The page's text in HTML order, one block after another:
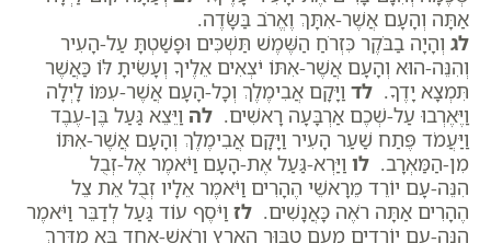
אַתָּה וְהָעָם אֲשֶׁר-אִתָּךְ וֶאֱרֹב בַּשָּׂדֶה.
לג וְהָיָה בַבֹּקֶר כִּזְרֹחַ הַשֶּׁמֶשׁ תַּשְׁכִּים וּפָשַׁטְתָּ עַל-הָעִיר
וְהִנֵּה-הוּא וְהָעָם אֲשֶׁר-אִתּוֹ יֹצְאִים אֵלֶיךָ וְעָשִׂיתָ לּוֹ כַּאֲשֶׁר
תִּמְצָא יָדֶךָ. לד וַיָּקָם אֲבִימֶלֶךְ וְכָל-הָעָם אֲשֶׁר-עִמּוֹ לָיְלָה
וַיֶּאֶרְבוּ עַל-שְׁכֶם אַרְבָּעָה רָאשִׁים. לה וַיֵּצֵא גַּעַל בֶּן-עֶבֶד
וַיַּעֲמֹד פֶּתַח שַׁעַר הָעִיר וַיָּקָם אֲבִימֶלֶךְ וְהָעָם אֲשֶׁר-אִתּוֹ
מִן-הַמַּאְרָב. לו וַיַּרְא-גַּעַל אֶת-הָעָם וַיֹּאמֶר אֶל-זְבֻל
הִנֵּה-עָם יוֹרֵד מֵרָאשֵׁי הֶהָרִים וַיֹּאמֶר אֵלָיו זְבֻל אֵת צֵל
הֶהָרִים אַתָּה רֹאֶה כָּאֲנָשִׁים. לז וַיֹּסֶף עוֹד גַּעַל לְדַבֵּר וַיֹּאמֶר
הִנֵּה-עָם יוֹרְדִים מֵעִם טַבּוּר הָאָרֶץ וְרֹאשׁ-אֶחָד בָּא מִדֶּרֶךְ